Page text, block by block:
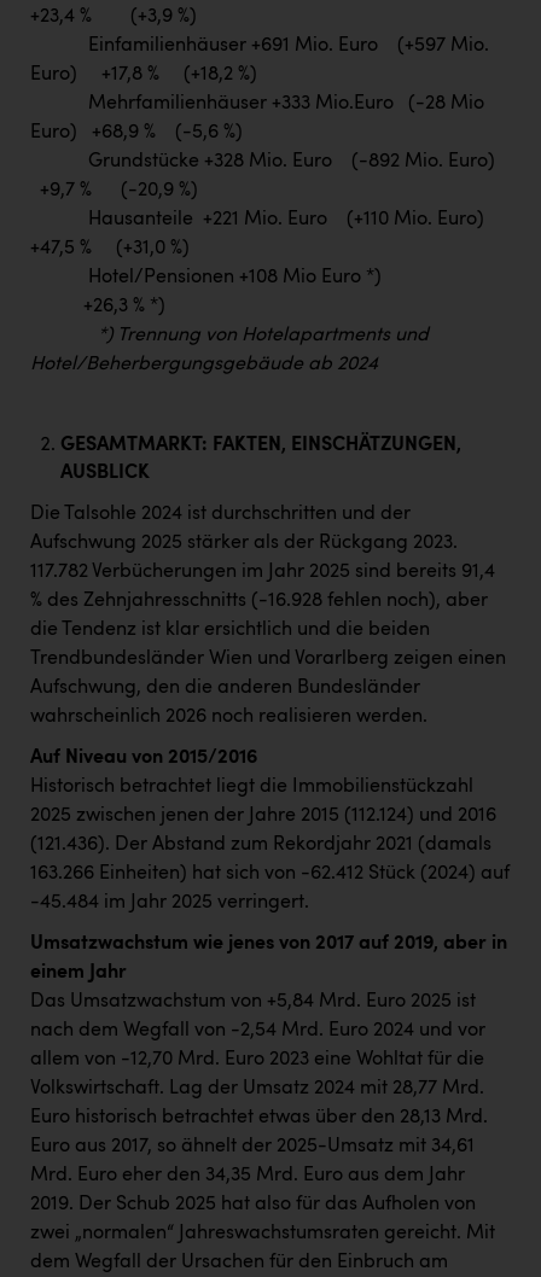
+23,4 % (+3,9 %)
Einfamilienhäuser +691 Mio. Euro (+597 Mio.
Euro) +17,8 % (+18,2 %)
Mehrfamilienhäuser +333 Mio.Euro (-28 Mio
Euro) +68,9 % (-5,6 %)
Grundstücke +328 Mio. Euro (-892 Mio. Euro)
+9,7 % (-20,9 %)
Hausanteile +221 Mio. Euro (+110 Mio. Euro)
+47,5 % (+31,0 %)
Hotel/Pensionen +108 Mio Euro *)
+26,3 % *)
*) Trennung von Hotelapartments und
Hotel/Beherbergungsgebäude ab 2024
GESAMTMARKT: FAKTEN, EINSCHÄTZUNGEN,
AUSBLICK
Die Talsohle 2024 ist durchschritten und der
Aufschwung 2025 stärker als der Rückgang 2023.
117.782 Verbücherungen im Jahr 2025 sind bereits 91,4
% des Zehnjahresschnitts (-16.928 fehlen noch), aber
die Tendenz ist klar ersichtlich und die beiden
Trendbundesländer Wien und Vorarlberg zeigen einen
Aufschwung, den die anderen Bundesländer
wahrscheinlich 2026 noch realisieren werden.
Auf Niveau von 2015/2016
Historisch betrachtet liegt die Immobilienstückzahl
2025 zwischen jenen der Jahre 2015 (112.124) und 2016
(121.436). Der Abstand zum Rekordjahr 2021 (damals
163.266 Einheiten) hat sich von -62.412 Stück (2024) auf
-45.484 im Jahr 2025 verringert.
Umsatzwachstum wie jenes von 2017 auf 2019, aber in
einem Jahr
Das Umsatzwachstum von +5,84 Mrd. Euro 2025 ist
nach dem Wegfall von -2,54 Mrd. Euro 2024 und vor
allem von -12,70 Mrd. Euro 2023 eine Wohltat für die
Volkswirtschaft. Lag der Umsatz 2024 mit 28,77 Mrd.
Euro historisch betrachtet etwas über den 28,13 Mrd.
Euro aus 2017, so ähnelt der 2025-Umsatz mit 34,61
Mrd. Euro eher den 34,35 Mrd. Euro aus dem Jahr
2019. Der Schub 2025 hat also für das Aufholen von
zwei „normalen“ Jahreswachstumsraten gereicht. Mit
dem Wegfall der Ursachen für den Einbruch am